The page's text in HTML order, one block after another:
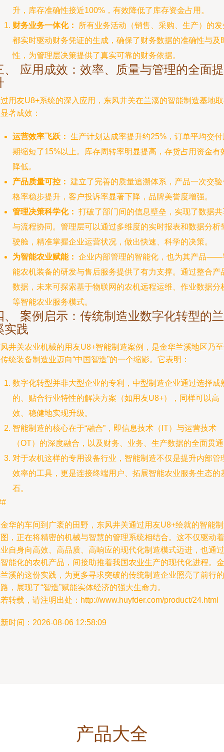
升，库存准确性接近100%，有效降低了库存资金占用。
财务业务一体化：
所有业务活动（销售、采购、生产）的发
都实时驱动财务凭证的生成，确保了财务数据的准确性与及
性，为管理层决策提供了真实可靠的财务依据。
、 应用成效：效率、质量与管理的全面提
用友U8+系统的深入应用，东风井关在兰溪的智能制造基地
著成效：
运营效率飞跃： 生产计划达成率提升约25%，订单平均交付
期缩短了15%以上。库存周转率明显提高，存货占用资金有
降低。
产品质量可控： 建立了完善的质量追溯体系，产品一次交验
格率稳步提升，客户投诉率显著下降，品牌美誉度增强。
管理决策科学化： 打破了部门间的信息壁垒，实现了数据共
与流程协同。管理层可以通过多维度的实时报表和数据分析
驶舱，精准掌握企业运营状况，做出快速、科学的决策。
为智能农业赋能： 企业内部管理的智能化，也为其产品——
能农机装备的研发与售后服务提供了有力支撑。通过整合产
数据，未来可探索基于物联网的农机远程运维、作业数据分
等智能农业服务模式。
、 案例启示：传统制造业数字化转型的兰
实践
井关农业机械的用友U8+智能制造案例，是金华兰溪地区乃
统装备制造业迈向“中国智造”的一个缩影。它表明：
数字化转型并非大型企业的专利，中型制造企业通过选择成
的、贴合行业特性的解决方案（如用友U8+），同样可以高
效、稳健地实现升级。
智能制造的核心在于“融合”，即信息技术（IT）与运营技术
（OT）的深度融合，以及财务、业务、生产数据的全面贯
对于农机这样的专用设备行业，智能制造不仅是提升内部管
效率的工具，更是连接终端用户、拓展智能农业服务生态的
石。
华的车间到广袤的田野，东风井关通过用友U8+绘就的智能
，正在将精密的机械与智慧的管理系统相结合。这不仅驱动着
自身向高效、高品质、高响应的现代化制造模式迈进，也通过
能化的农机产品，间接助推着我国农业生产的现代化进程。金
溪的这份实践，为更多寻求突破的传统制造企业照亮了前行的
，展现了“智造”赋能实体经济的强大生命力。
转载，请注明出处：http://www.huyfder.com/product/24.html
时间：2026-08-06 12:58:09
产品大全